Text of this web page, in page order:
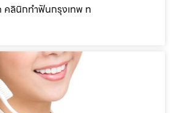
ลินิกทำฟันกรุงเทพ ท